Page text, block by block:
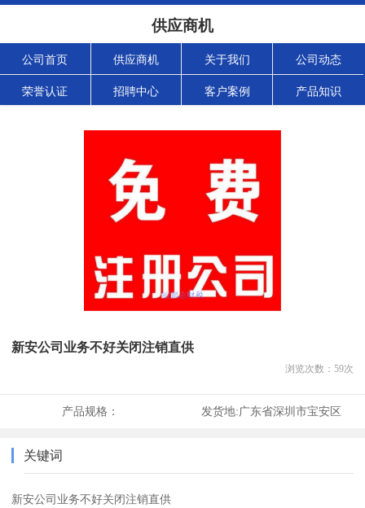
供应商机
公司首页 供应商机 关于我们 公司动态
荣誉认证 招聘中心 客户案例 产品知识
新安公司业务不好关闭注销直供
浏览次数： 59次
产品规格： 发货地:广东省深圳市宝安区
关键词
新安公司业务不好关闭注销直供